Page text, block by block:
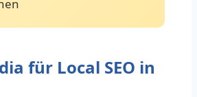
für Local SEO in